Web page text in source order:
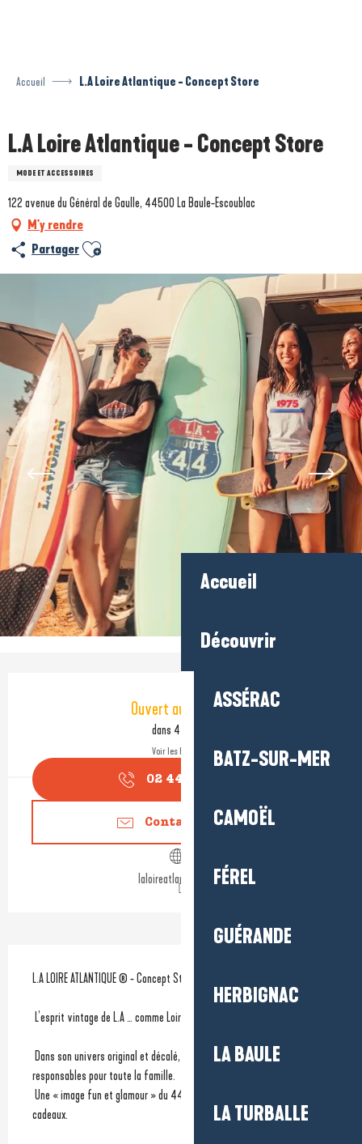
Accueil
Découvrir
ASSÉRAC
BATZ-SUR-MER
CAMOËL
FÉREL
GUÉRANDE
HERBIGNAC
LA BAULE
LA TURBALLE
Accueil L.A Loire Atlantique - Concept Store
L.A Loire Atlantique - Concept Store
MODE ET ACCESSOIRES
122 avenue du Général de Gaulle, 44500 La Baule-Escoublac
M'y rendre
Partager Ajouter aux favoris
Ouverture et coordonnées
Ouvert aujourd'hui
dans 4 heures
Voir les horaires
02 44 07 40
Contactez-nous
laloireatlantique.com
Description
L.A LOIRE ATLANTIQUE ® - Concept Store -
L’esprit vintage de L.A … comme Loire Atlantique !
responsables pour toute la famille.
cadeaux.